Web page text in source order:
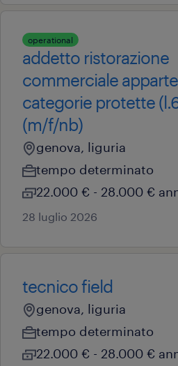
operational
addetto ristorazione
commerciale
categorie protette
(m/f/nb)
genova, liguria
tempo determinato
22.000 € - 28.000 €
28 luglio 2026
tecnico field
genova, liguria
tempo determinato
22.000 € - 28.000 €